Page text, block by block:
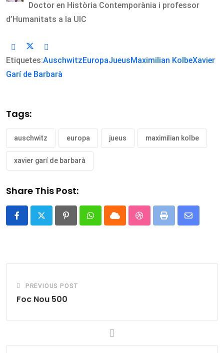
Doctor en Història Contemporània i professor
d’Humanitats a la UIC
Etiquetes:AuschwitzEuropaJueusMaximilian KolbeXavier
Garí de Barbarà
Tags:
auschwitz europa jueus maximilian kolbe
xavier garí de barbarà
Share This Post:
PinterestWhatsappCloud StumbleUpon
Print
Share
PREVIOUS POST
Foc Nou 500